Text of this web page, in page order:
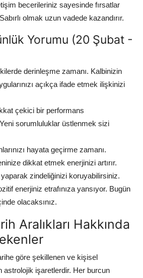
becerileriniz sayesinde fırsatlar
olmak uzun vadede kazandırır.
Yorumu (20 Şubat -
derinleşme zamanı. Kalbinizin
açıkça ifade etmek ilişkinizi
çekici bir performans
sorumluluklar üstlenmek sizi
hayata geçirme zamanı.
dikkat etmek enerjinizi artırır.
zindeliğinizi koruyabilirsiniz.
enerjiniz etrafınıza yansıyor. Bugün
olacaksınız.
Aralıkları Hakkında
göre şekillenen ve kişisel
astrolojik işaretlerdir. Her burcun